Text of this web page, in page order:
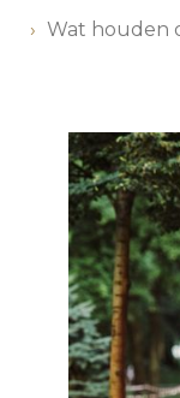
Wat houden